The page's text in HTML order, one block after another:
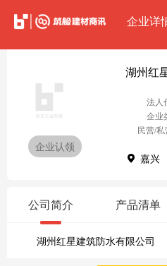
企业详
企业认领
湖州红
法人
企业
民营/
嘉兴
公司简介 产品清单
湖州红星建筑防水有限公司